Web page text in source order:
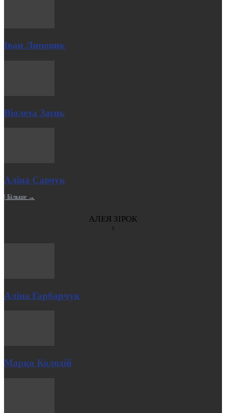
Іван Липовик
Віолета Заєць
Аліна Савчук
| Більше →
АЛЕЯ ЗІРОК
Аліна Гарбарчук
Марко Колодій